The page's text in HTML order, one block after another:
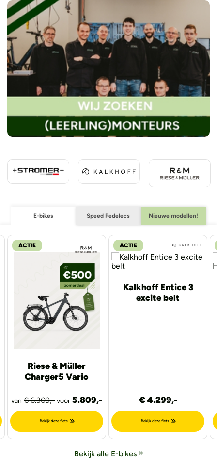
E-bikes Speed Pedelecs Nieuwe modellen!
Riese & Müller
Charger5 Vario
van € 6.309,- voor 5.809,-
Bekijk deze fiets
ACTIE
Kalkhoff Entice 3
excite belt
€ 4.299,-
Bekijk deze fiets
ACTIE
Bekijk alle E-bikes